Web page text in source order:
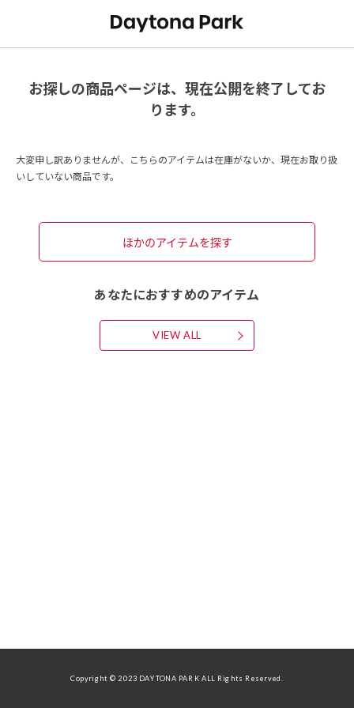
お探しの商品ページは、現在公開を終了してお
ります。
大変申し訳ありませんが、こちらのアイテムは在庫がないか、現在お取り扱
いしていない商品です。
ほかのアイテムを探す
あなたにおすすめのアイテム
VIEW ALL
Copyright © 2023 DAYTONA PARK ALL Rights Reserved.